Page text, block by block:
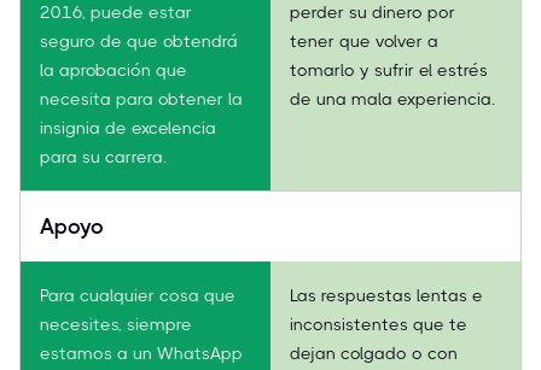
2016, puede estar
seguro de que obtendrá
la aprobación que
necesita para obtener la
insignia de excelencia
para su carrera.
perder su dinero por
tener que volver a
tomarlo y sufrir el estrés
de una mala experiencia.
Apoyo
Para cualquier cosa que
necesites, siempre
estamos a un WhatsApp
Las respuestas lentas e
inconsistentes que te
dejan colgado o con